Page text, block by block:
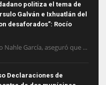
politiza el tema de
Galván e Ixhuatlán del
desaforados”: Rocío
Nahle García, aseguró que ...
Declaraciones de